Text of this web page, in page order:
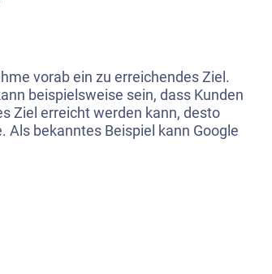
vorab ein zu erreichendes Ziel.
beispielsweise sein, dass Kunden
Ziel erreicht werden kann, desto
bekanntes Beispiel kann Google